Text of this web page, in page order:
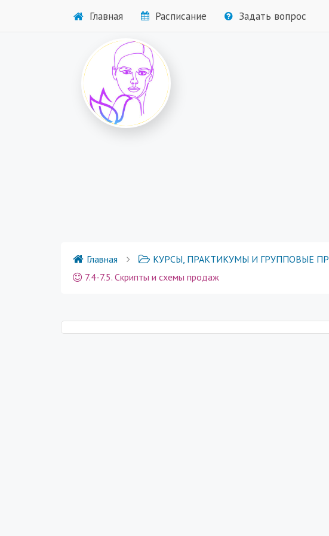
Главная Расписание Задать вопрос
Главная КУРСЫ, ПРАКТИКУМЫ И ГРУППОВЫЕ ПРОГРАММЫ
7.4-7.5. Скрипты и схемы продаж